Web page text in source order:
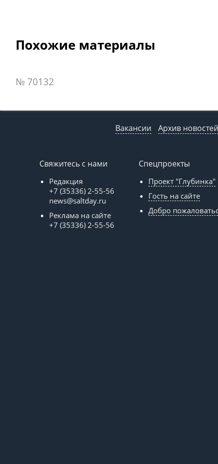
Похожие материалы
№ 70132
Вакансии Архив новостей
Свяжитесь с нами
Редакция
+7 (35336) 2-55-56
news@saltday.ru
Реклама на сайте
+7 (35336) 2-55-56
Спецпроекты
Проект "Глубинка"
Гость на сайте
Добро